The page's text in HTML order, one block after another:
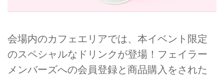
会場内のカフェエリアでは、本イベント限定
のスペシャルなドリンクが登場！フェイラー
メンバーズへの会員登録と商品購入をされた